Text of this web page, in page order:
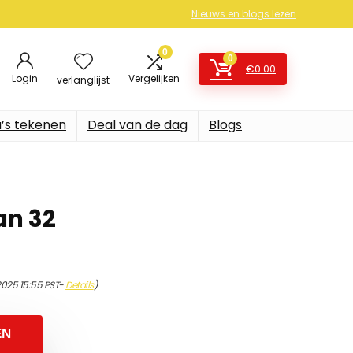
Nieuws en blogs lezen
Login verlanglijst
0
Vergelijken
0
€0.00
tekenen Deal van de dag Blogs
32
15:55 PST-Details)